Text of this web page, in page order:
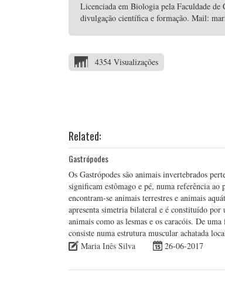
Licenciada em Biologia pela Faculdade de
divulgação científica e formação. Mail:
4354 Visualizações
Related:
Gastrópodes
Os Gastrópodes são animais invertebrados
significam estômago e pé, numa referência ao
encontram-se animais terrestres e animais
apresenta simetria bilateral e é constituído por
animais como as lesmas e os caracóis. De
consiste numa estrutura muscular achatada
Maria Inês Silva
26-06-2017